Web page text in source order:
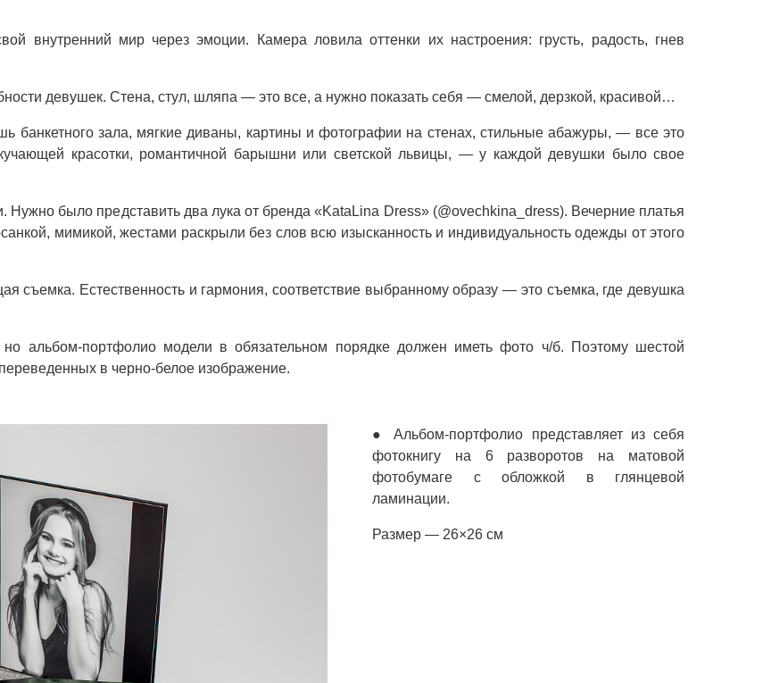
внутренний мир через эмоции. Камера ловила оттенки их настроения: грусть, радость, гнев
девушек. Стена, стул, шляпа — это все, а нужно показать себя — смелой, дерзкой, красивой…
банкетного зала, мягкие диваны, картины и фотографии на стенах, стильные абажуры, — все это
красотки, романтичной барышни или светской львицы, — у каждой девушки было свое
Нужно было представить два лука от бренда «KataLina Dress» (@ovechkina_dress). Вечерние платья
мимикой, жестами раскрыли без слов всю изысканность и индивидуальность одежды от этого
съемка. Естественность и гармония, соответствие выбранному образу — это съемка, где девушка
но альбом-портфолио модели в обязательном порядке должен иметь фото ч/б. Поэтому шестой
в черно-белое изображение.
● Альбом-портфолио представляет из себя
фотокнигу на 6 разворотов на матовой
фотобумаге с обложкой в глянцевой
ламинации.
Размер — 26×26 см